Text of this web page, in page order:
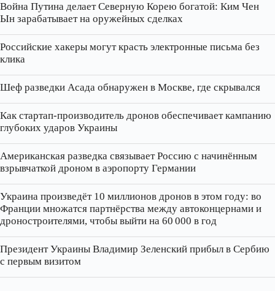
Война Путина делает Северную Корею богатой: Ким Чен
Ын зарабатывает на оружейных сделках
Российские хакеры могут красть электронные письма без
клика
Шеф разведки Асада обнаружен в Москве, где скрывался
Как стартап‑производитель дронов обеспечивает кампанию
глубоких ударов Украины
Американская разведка связывает Россию с начинённым
взрывчаткой дроном в аэропорту Германии
Украина произведёт 10 миллионов дронов в этом году: во
Франции множатся партнёрства между автоконцернами и
дроностроителями, чтобы выйти на 60 000 в год
Президент Украины Владимир Зеленский прибыл в Сербию
с первым визитом